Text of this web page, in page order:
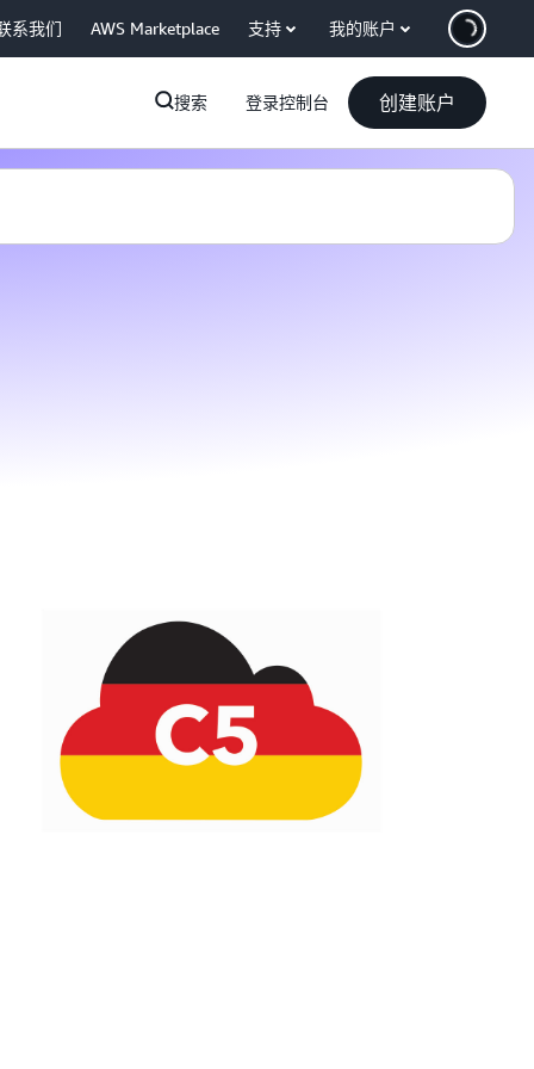
系我们 AWS Marketplace 支持 我的账户
搜索 登录控制台 创建账户